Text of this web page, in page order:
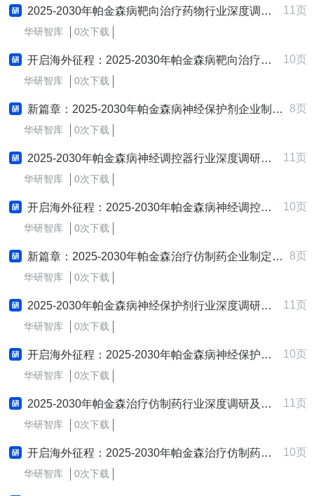
2025-2030年帕金森病靶向治疗药物行业深度调研及发展战略咨询报告 11页
华研智库 0次下载
开启海外征程：2025-2030年帕金森病靶向治疗药物行业跨境出海战略研究报告 10页
华研智库 0次下载
新篇章：2025-2030年帕金森病神经保护剂企业制定与实施新质生产力战略研究报告 8页
华研智库 0次下载
2025-2030年帕金森病神经调控器行业深度调研及发展战略咨询报告 11页
华研智库 0次下载
开启海外征程：2025-2030年帕金森病神经调控器行业跨境出海战略研究报告 10页
华研智库 0次下载
新篇章：2025-2030年帕金森治疗仿制药企业制定与实施新质生产力战略研究报告 8页
华研智库 0次下载
2025-2030年帕金森病神经保护剂行业深度调研及发展战略咨询报告 11页
华研智库 0次下载
开启海外征程：2025-2030年帕金森病神经保护剂行业跨境出海战略研究报告 10页
华研智库 0次下载
2025-2030年帕金森治疗仿制药行业深度调研及发展战略咨询报告 11页
华研智库 0次下载
开启海外征程：2025-2030年帕金森治疗仿制药行业跨境出海战略研究报告 10页
华研智库 0次下载